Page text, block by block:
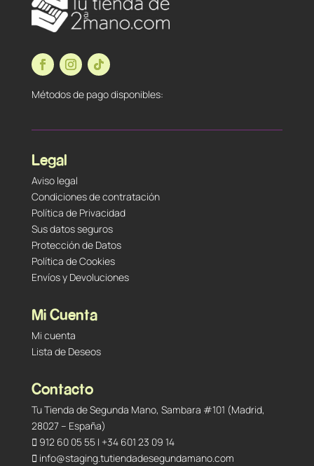
Métodos de pago disponibles:
Legal
Aviso legal
Condiciones de contratación
Política de Privacidad
Sus datos seguros
Protección de Datos
Política de Cookies
Envíos y Devoluciones
Mi Cuenta
Mi cuenta
Lista de Deseos
Contacto
Tu Tienda de Segunda Mano, Sambara #101 (Madrid,
28027 – España)
912 60 05 55| +34 601 23 09 14
info@staging.tutiendadesegundamano.com